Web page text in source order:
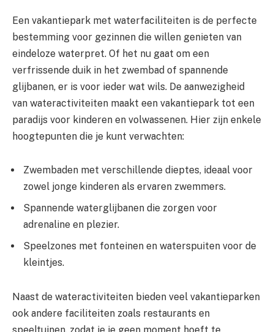
Een vakantiepark met waterfaciliteiten is de perfecte
bestemming voor gezinnen die willen genieten van
eindeloze waterpret. Of het nu gaat om een
verfrissende duik in het zwembad of spannende
glijbanen, er is voor ieder wat wils. De aanwezigheid
van wateractiviteiten maakt een vakantiepark tot een
paradijs voor kinderen en volwassenen. Hier zijn enkele
hoogtepunten die je kunt verwachten:
Zwembaden met verschillende dieptes, ideaal voor
zowel jonge kinderen als ervaren zwemmers.
Spannende waterglijbanen die zorgen voor
adrenaline en plezier.
Speelzones met fonteinen en waterspuiten voor de
kleintjes.
Naast de wateractiviteiten bieden veel vakantieparken
ook andere faciliteiten zoals restaurants en